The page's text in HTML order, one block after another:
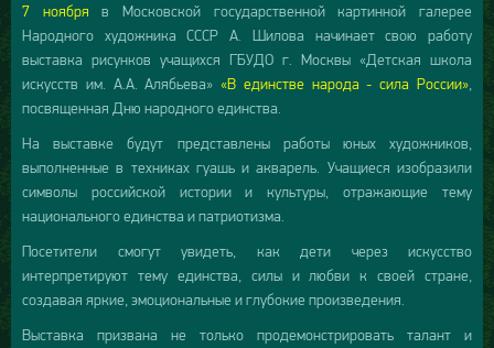
7 ноябряв Московской государственной картинной галерее
Народного художника СССР А. Шилова начинает свою работу
выставка рисунков учащихся ГБУДО г. Москвы «Детская школа
искусств им. А.А. Алябьева»«В единстве народа - сила России»
посвященная Дню народного единства.
На выставке будут представлены работы юных художников,
выполненные в техниках гуашь и акварель. Учащиеся изобразили
символы российской истории и культуры, отражающие тему
национального единства и патриотизма.
Посетители смогут увидеть, как дети через искусство
интерпретируют тему единства, силы и любви к своей стране,
создавая яркие, эмоциональные и глубокие произведения.
Выставка призвана не только продемонстрировать талант и